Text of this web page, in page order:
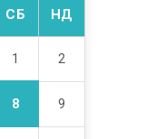
СБ НД
1 2
8 9